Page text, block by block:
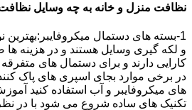
نظافت منزل و خانه به چه وسایل
1-بسته های دستمال
و لکه گیری وسایل هستند و در هزینه
کارایی دارند و برای دستمال های
در برخی موارد بجای اسپری های پاک
های میکروفایبر و آب استفاده کنید
تکنیک های ساده شروع می شود با در